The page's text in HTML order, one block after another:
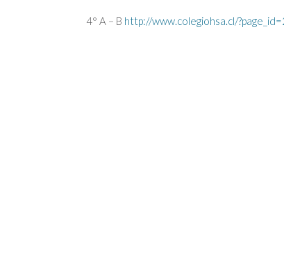
4° A – B http://www.colegiohsa.cl/